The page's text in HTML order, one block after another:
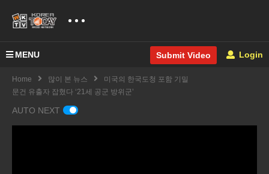
MENU Submit Video Login
Home 많이 본 뉴스
미국의 한국도청 포함 기밀
문건 유출자 잡혔다 ‘21세 공군 방위군’
AUTO NEXT